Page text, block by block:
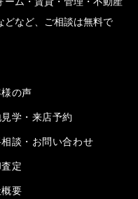
どなど、ご相談は無料で
の声
学・来店予約
談・お問い合わせ
定
要